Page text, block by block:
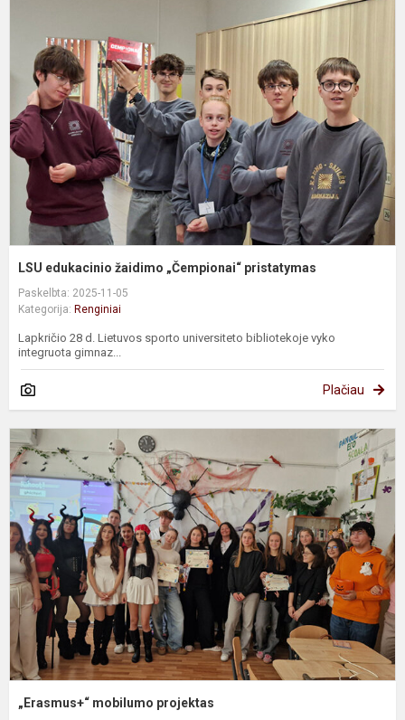
LSU edukacinio žaidimo „Čempionai“ pristatymas
Paskelbta: 2025-11-05
Kategorija: Renginiai
Lapkričio 28 d. Lietuvos sporto universiteto bibliotekoje vyko
integruota gimnaz...
Plačiau
„Erasmus+“ mobilumo projektas